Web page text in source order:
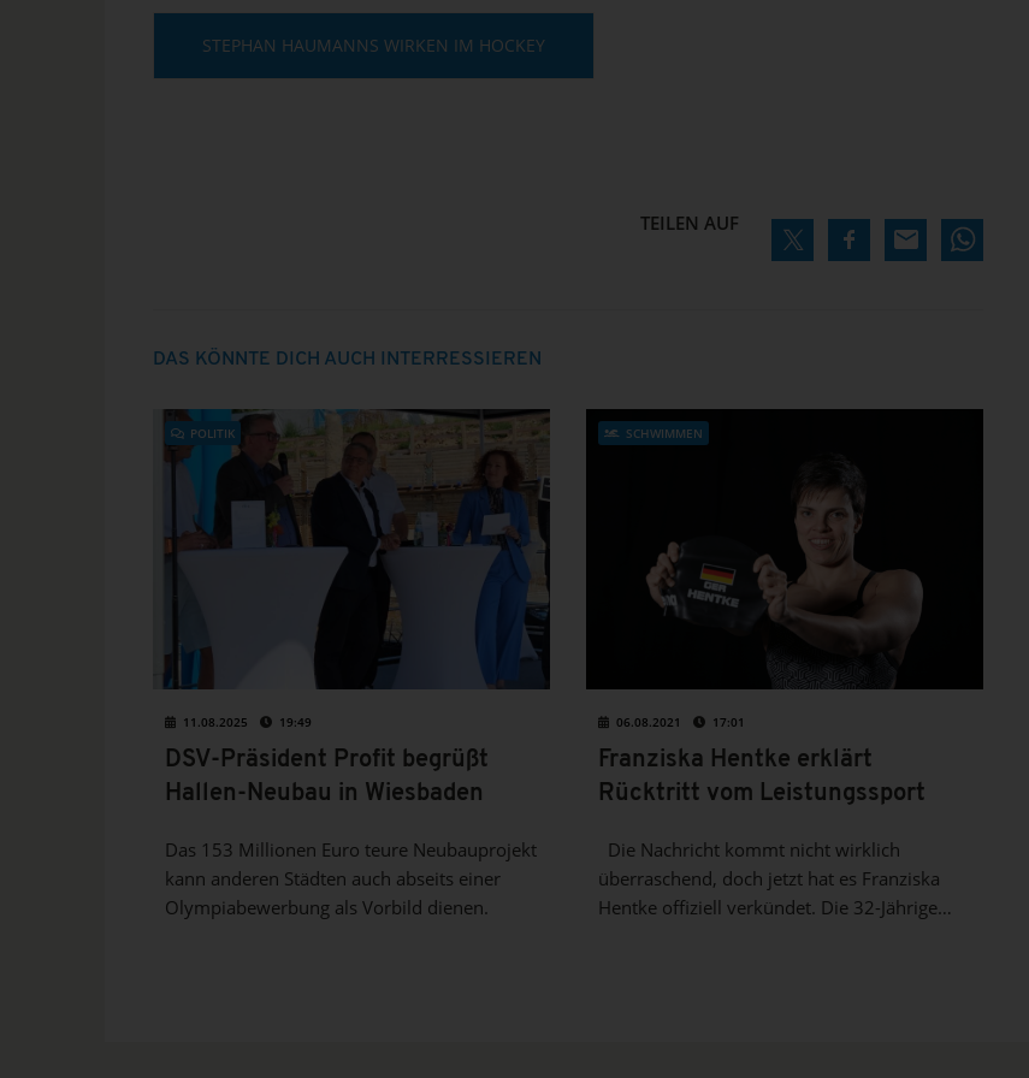
STEPHAN HAUMANNS WIRKEN IM HOCKEY
TEILEN AUF
DAS KÖNNTE DICH AUCH INTERRESSIEREN
POLITIK
11.08.2025 19:49
DSV-Präsident Profit begrüßt
Hallen-Neubau in Wiesbaden
Das 153 Millionen Euro teure Neubauprojekt
kann anderen Städten auch abseits einer
Olympiabewerbung als Vorbild dienen.
SCHWIMMEN
06.08.2021 17:01
Franziska Hentke erklärt
Rücktritt vom Leistungssport
überraschend, doch jetzt hat es Franziska
Hentke offiziell verkündet. Die 32-Jährige